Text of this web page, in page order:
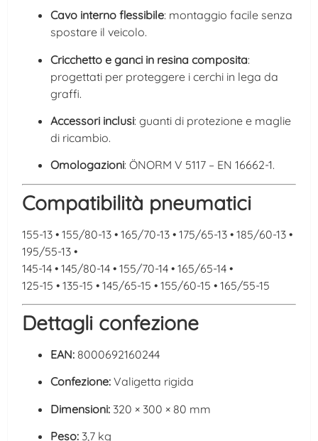
Cavo interno flessibile: montaggio facile senza
spostare il veicolo.
Cricchetto e ganci in resina composita:
progettati per proteggere i cerchi in lega da
graffi.
Accessori inclusi: guanti di protezione e maglie
di ricambio.
Omologazioni: ÖNORM V 5117 – EN 16662-1.
Compatibilità pneumatici
155-13 • 155/80-13 • 165/70-13 • 175/65-13 • 185/60-13 •
195/55-13 •
145-14 • 145/80-14 • 155/70-14 • 165/65-14 •
125-15 • 135-15 • 145/65-15 • 155/60-15 • 165/55-15
Dettagli confezione
EAN: 8000692160244
Confezione: Valigetta rigida
Dimensioni: 320 × 300 × 80 mm
Peso: 3,7 kg